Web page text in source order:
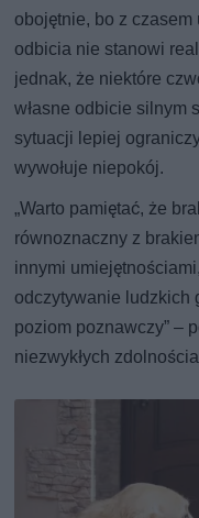
obojętnie, bo z czasem
odbicia nie stanowi
jednak, że niektóre
własne odbicie silnym
sytuacji lepiej
wywołuje niepokój.
„Warto pamiętać, że
równoznaczny z
innymi
odczytywanie ludzkich
poziom poznawczy” –
niezwykłych